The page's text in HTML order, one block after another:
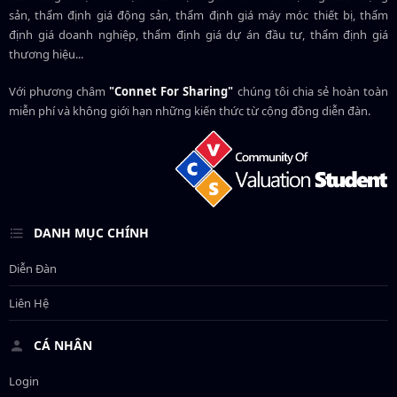
sản, thẩm định giá động sản, thẩm định giá máy móc thiết bị, thẩm
định giá doanh nghiệp, thẩm định giá dự án đầu tư, thẩm định giá
thương hiệu...
Với phương châm"Connet For Sharing" chúng tôi chia sẻ hoàn toàn
miễn phí và không giới hạn những kiến thức từ cộng đồng diễn đàn.
DANH MỤC CHÍNH
Diễn Đàn
Liên Hệ
CÁ NHÂN
Login